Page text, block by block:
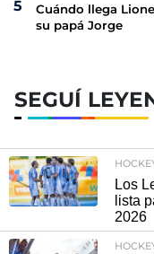
Cuándo llega
su papá Jorge
SEGUÍ
Los
lista
2026